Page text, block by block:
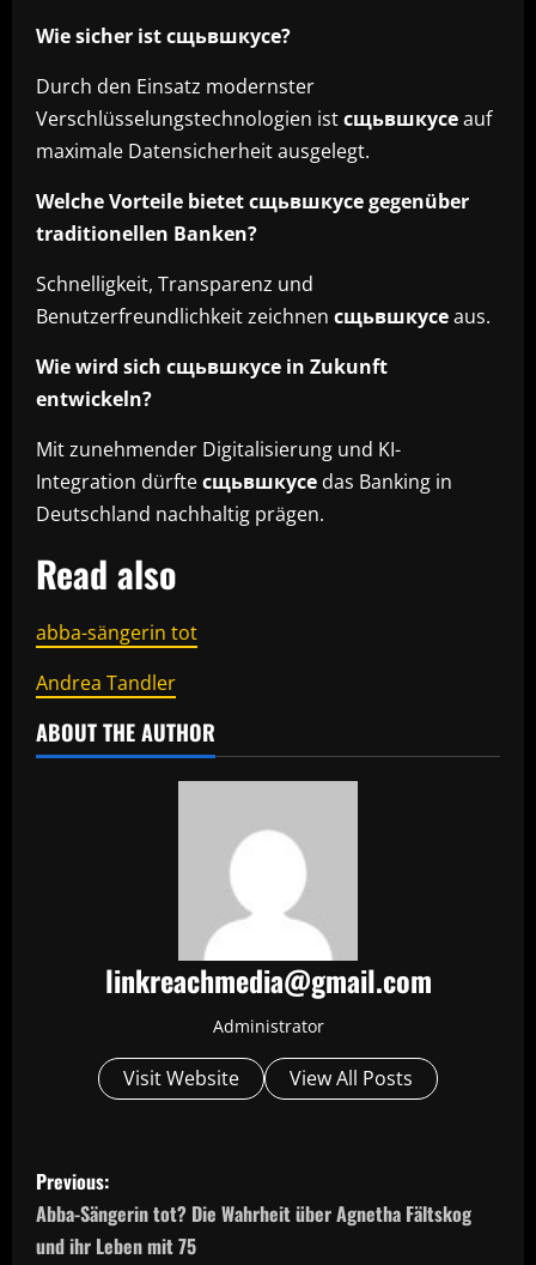
Wie sicher ist сщьвшкусе?
Durch den Einsatz modernster
Verschlüsselungstechnologien istсщьвшкусеauf
maximale Datensicherheit ausgelegt.
Welche Vorteile bietet сщьвшкусе gegenüber
traditionellen Banken?
Schnelligkeit, Transparenz und
Benutzerfreundlichkeit zeichnen сщьвшкусеaus.
Wie wird sich сщьвшкусе in Zukunft
entwickeln?
Mit zunehmender Digitalisierung und KI-
Integration dürfteсщьвшкусе das Banking in
Deutschland nachhaltig prägen.
Read also
abba-sängerin tot
Andrea Tandler
ABOUT THE AUTHOR
linkreachmedia@gmail.com
Administrator
Visit Website View All Posts
P
o
Previous:
Abba-Sängerin tot? Die Wahrheit über Agnetha Fältskog
und ihr Leben mit 75